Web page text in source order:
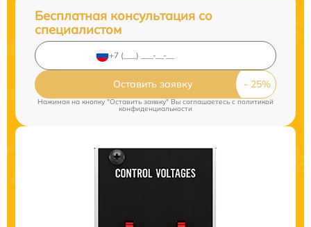
Бесплатная консультация со
специалистом
Оставить заявку
Нажимая на кнопку "Оставить заявку" Вы соглашаетесь cполитикой
конфиденциальности